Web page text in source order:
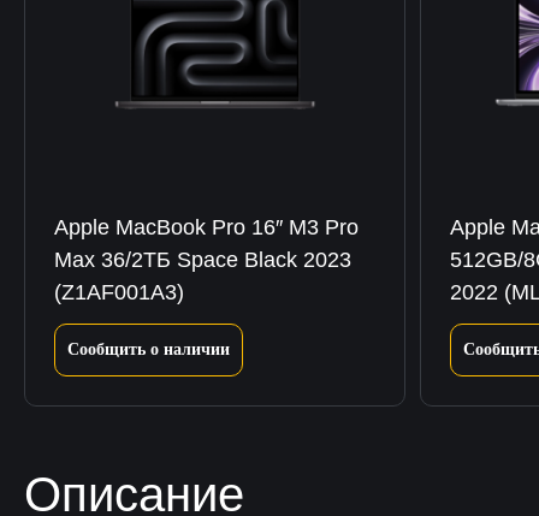
Apple MacBook Pro 16″ M3 Pro
Max 36/2ТБ Space Black 2023
(Z1AF001A3)
Сообщить о наличии
Apple
512GB/
2022
Описание